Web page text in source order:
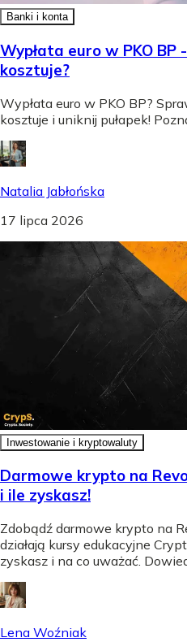
Banki i konta
Wypłata euro w PKO BP
kosztuje?
Wypłata euro w PKO BP?
kosztuje i uniknij pułapek!
Natalia Jabłońska
17 lipca 2026
Inwestowanie i kryptowaluty
Darmowe krypto na
i ile zyskasz!
Zdobądź darmowe krypto na
działają kursy edukacyjne
zyskasz i na co uważać.
Lena Woźniak